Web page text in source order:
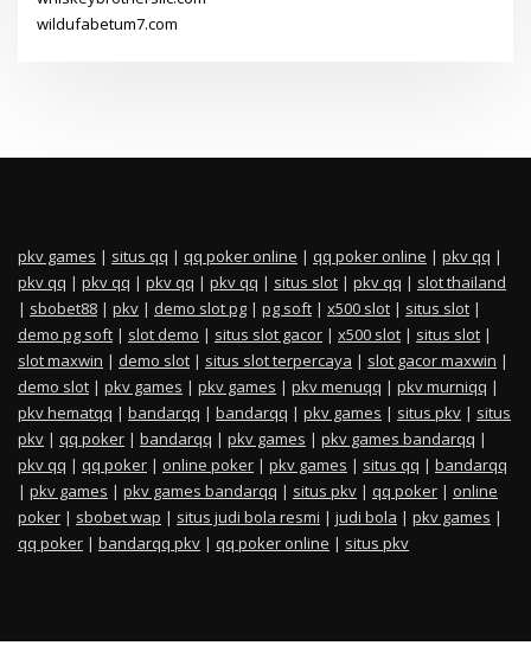
wildufabetum7.com
pkv games | situs qq | qq poker online | qq poker online | pkv qq |
pkv qq | pkv qq | pkv qq | pkv qq | situs slot | pkv qq | slot thailand
| sbobet88 | pkv | demo slot pg | pg soft | x500 slot | situs slot |
demo pg soft | slot demo | situs slot gacor | x500 slot | situs slot |
slot maxwin | demo slot | situs slot terpercaya | slot gacor maxwin |
demo slot | pkv games | pkv games | pkv menuqq | pkv murniqq |
pkv hematqq | bandarqq | bandarqq | pkv games | situs pkv | situs
pkv | qq poker | bandarqq | pkv games | pkv games bandarqq |
pkv qq | qq poker | online poker | pkv games | situs qq | bandarqq
| pkv games | pkv games bandarqq | situs pkv | qq poker | online
poker | sbobet wap | situs judi bola resmi | judi bola | pkv games |
qq poker | bandarqq pkv | qq poker online | situs pkv